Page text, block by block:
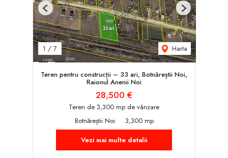
1 / 7 Harta
Previous Next
Teren pentru construcții – 33 ari, Botnăreștii Noi,
Raionul Anenii Noi
28,500 €
Teren de 3,300 mp de vânzare
Botnăreștii Noi
3,300 mp
Vezi mai multe detalii